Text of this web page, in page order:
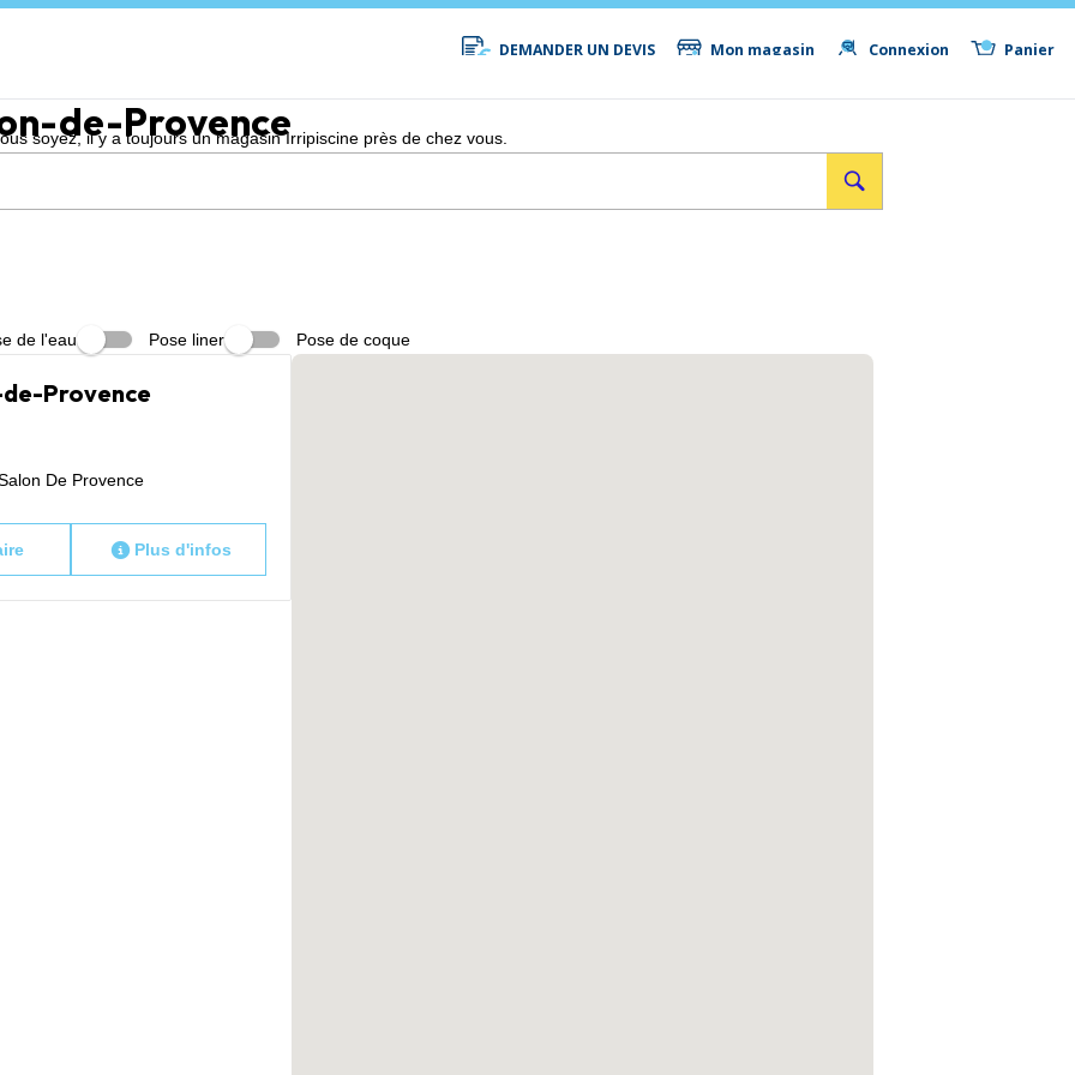
DEMANDER UN DEVIS Mon magasin Connexion Panier
de-Provence
soyez, il y a toujours un magasin Irripiscine près de chez vous.
de l'eau Pose liner Pose de coque
Provence
De Provence
Plus d'infos